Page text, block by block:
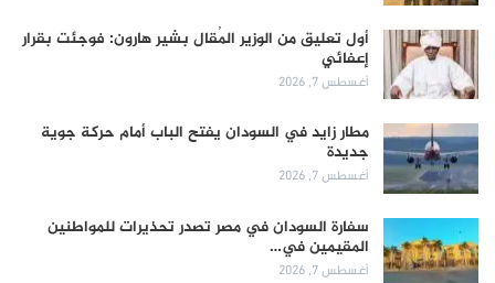
أول تعليق من الوزير المُقال بشير هارون: فوجئت بقرار
إعفائي
أغسطس 7, 2026
مطار زايد في السودان يفتح الباب أمام حركة جوية
جديدة
أغسطس 7, 2026
سفارة السودان في مصر تصدر تحذيرات للمواطنين
المقيمين في…
أغسطس 7, 2026